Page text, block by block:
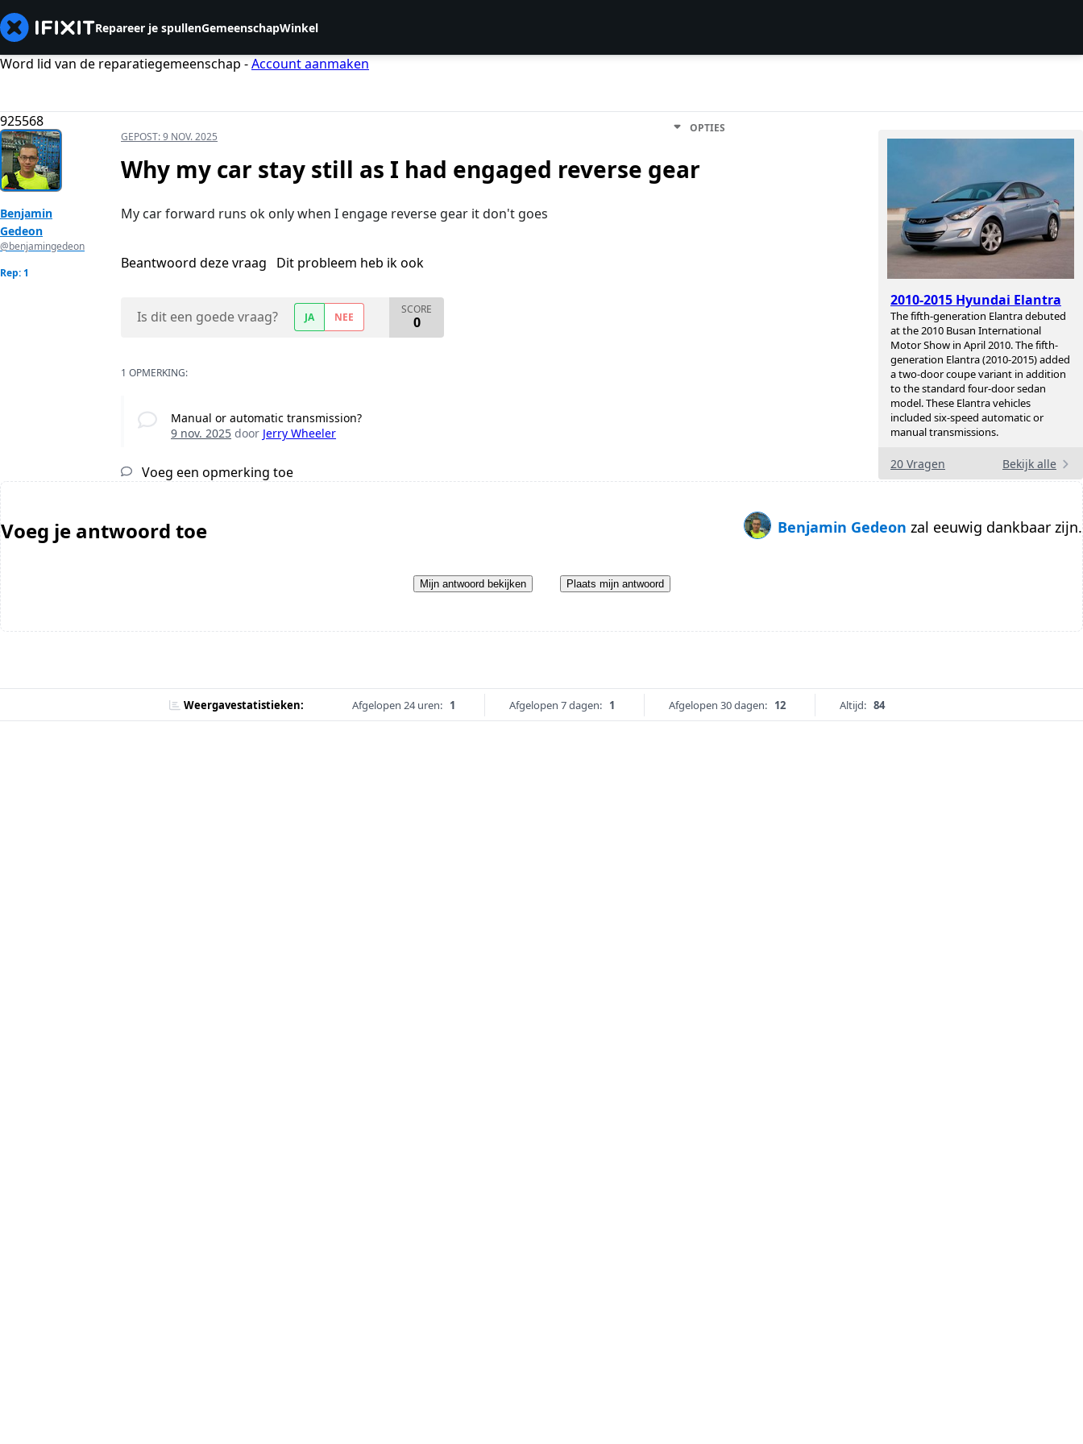
Repareer je spullenGemeenschapWinkel
Word lid van de reparatiegemeenschap -Account aanmaken
925568
2010-2015 Hyundai Elantra
The fifth-generation Elantra debuted
at the 2010 Busan International
Motor Show in April 2010. The fifth-
generation Elantra (2010-2015) added
a two-door coupe variant in addition
to the standard four-door sedan
model. These Elantra vehicles
included six-speed automatic or
manual transmissions.
20 Vragen Bekijk alle
Benjamin
Gedeon
@benjamingedeon
Rep: 1
GEPOST:9 NOV. 2025
OPTIES
Why my car stay still as I had engaged reverse gear
My car forward runs ok only when I engage reverse gear it don't goes
Beantwoord deze vraag Dit probleem heb ik ook
Is dit een goede vraag? JA NEE
SCORE
0
1 OPMERKING:
Manual or automatic transmission?
9 nov. 2025 door Jerry Wheeler
Voeg een opmerking toe
Voeg je antwoord toe Benjamin Gedeon zal eeuwig dankbaar zijn.
Mijn antwoord bekijken Plaats mijn antwoord
Weergavestatistieken: Afgelopen 24 uren: 1 Afgelopen 7 dagen: 1 Afgelopen 30 dagen: 12 Altijd: 84